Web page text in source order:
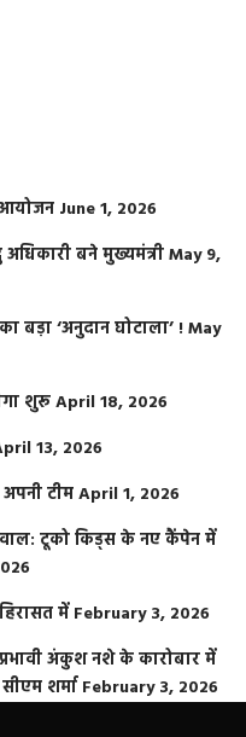
आयोजन June 1, 2026
बने मुख्यमंत्रीMay 9,
बड़ा ‘अनुदान घोटाला’ !May
शुरूApril 18, 2026
13, 2026
टीमApril 1, 2026
टूको किड्स के नए कैंपेन में
में February 3, 2026
अंकुश नशे के कारोबार में
शर्मा February 3, 2026